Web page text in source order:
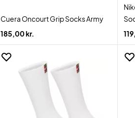
Cuera Oncourt Grip Socks Army
185,00 kr.